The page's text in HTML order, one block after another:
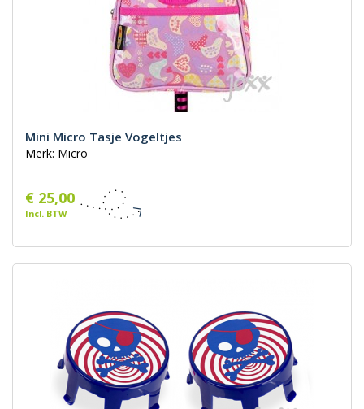
Mini Micro Tasje Vogeltjes
Merk: Micro
€ 25,00
Incl. BTW